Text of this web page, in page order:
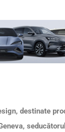
destinate